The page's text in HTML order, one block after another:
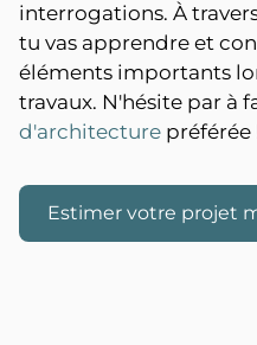
interrogations. À
tu vas apprendre et
éléments importants
travaux. N'hésite par à
d'architecture préférée
Estimer votre projet